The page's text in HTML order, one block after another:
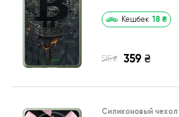
Кешбек 18 ₴
515 ₴ 359 ₴
Силиконовый чехол